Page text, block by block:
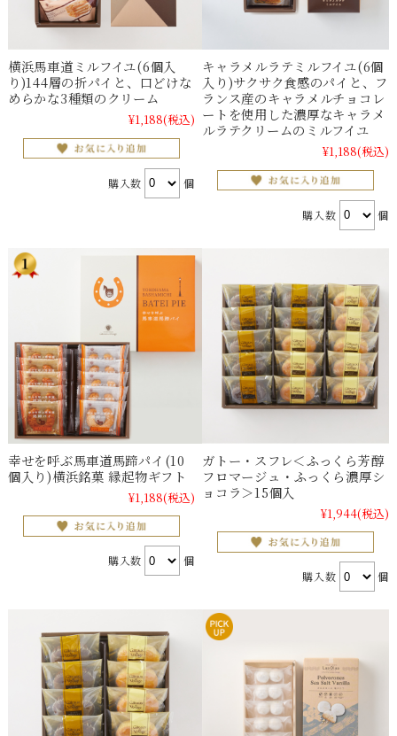
横浜馬車道ミルフイユ(6個入
り)144層の折パイと、口どけな
めらかな3種類のクリーム
¥1,188(税込)
購入数 個
キャラメルラテミルフイユ(6個
入り)サクサク食感のパイと、フ
ランス産のキャラメルチョコレ
ートを使用した濃厚なキャラメ
ルラテクリームのミルフイユ
¥1,188(税込)
購入数 個
幸せを呼ぶ馬車道馬蹄パイ(10
個入り)横浜銘菓 縁起物ギフト
¥1,188(税込)
購入数 個
ガトー・スフレ＜ふっくら芳醇
フロマージュ・ふっくら濃厚シ
ョコラ＞15個入
¥1,944(税込)
購入数 個